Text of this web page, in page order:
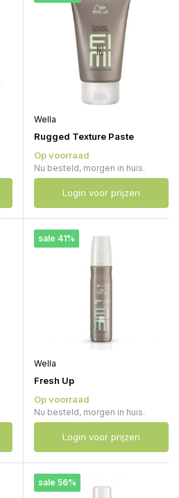
Wella
Rugged Texture Paste
Op voorraad
Nu besteld, morgen in huis.
Login voor prijzen
sale 41%
Wella
Fresh Up
Op voorraad
Nu besteld, morgen in huis.
Login voor prijzen
sale 56%